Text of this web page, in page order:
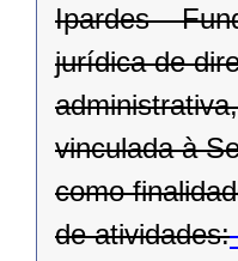
Ipardes –
jurídica de
vinculada à
como
de atividades: